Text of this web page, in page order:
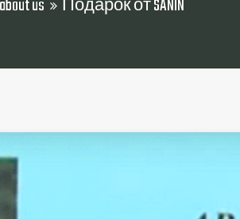
us Подарок от SANIN